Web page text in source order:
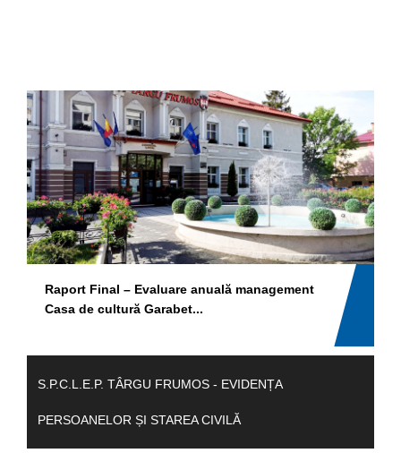
Raport Final – Evaluare anuală management
Casa de cultură Garabet...
S.P.C.L.E.P. TÂRGU FRUMOS - EVIDENȚA
PERSOANELOR ȘI STAREA CIVILĂ